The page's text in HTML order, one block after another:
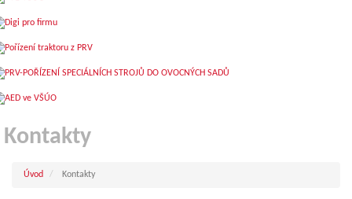
Kontakty
Úvod Kontakty